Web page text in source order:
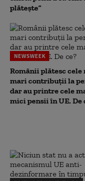
plătește”
NEWSWEEK
Românii plătesc cele
mari contribuții la
dar au printre cele
mici pensii în UE. De